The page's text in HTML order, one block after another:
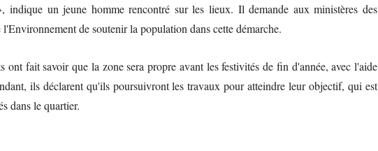
indique un jeune homme rencontré sur les lieux. Il demande aux ministères des
de soutenir la population dans cette démarche.
ont fait savoir que la zone sera propre avant les festivités de fin d'année, avec l'aide
ils déclarent qu'ils poursuivront les travaux pour atteindre leur objectif, qui est
dans le quartier.